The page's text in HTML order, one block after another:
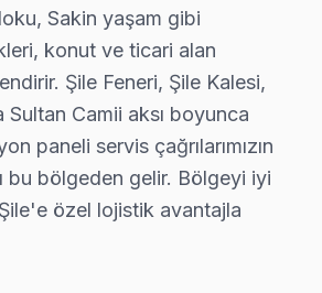
Yumatu
Servisleri
Sakin yaşam gibi
konut ve ticari alan
Şile Feneri, Şile Kalesi,
Sultan Camii aksı boyunca
paneli servis çağrılarımızın
bu bölgeden gelir. Bölgeyi iyi
özel lojistik avantajla